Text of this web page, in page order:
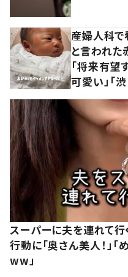
産婦人科で
と言われ
「将来有望
可愛い」「渋
スーパーに夫を連れて行
行動に「奥さん美人！」
ww」